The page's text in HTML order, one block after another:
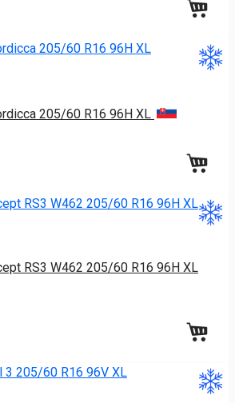
205/60 R16 96H XL
RS3 W462 205/60 R16 96H XL